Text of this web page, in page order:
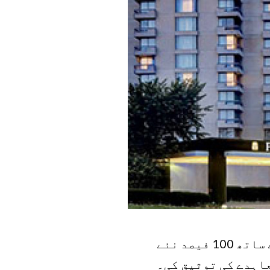
–یونیفور لوکل ٹورنٹو ہوٹل کے 112 اراکین نے آجر کے ساتھ 100 فیصد نئے
کی توثیق کی۔